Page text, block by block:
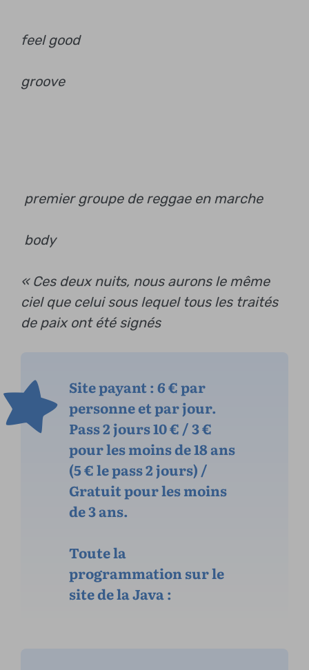
feel good
groove
premier groupe de reggae en marche
body
« Ces deux nuits, nous aurons le même
ciel que celui sous lequel tous les traités
de paix ont été signés
Site payant : 6 € par
personne et par jour.
Pass 2 jours 10 € / 3 €
pour les moins de 18 ans
(5 € le pass 2 jours) /
Gratuit pour les moins
de 3 ans.
Toute la
programmation sur le
site de la Java :